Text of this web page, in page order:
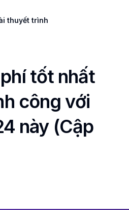
thuyết trình
tốt nhất
công với
này (Cập